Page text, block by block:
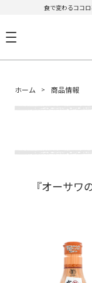
食で変わるココ
ホーム 商品情報
『オーサ